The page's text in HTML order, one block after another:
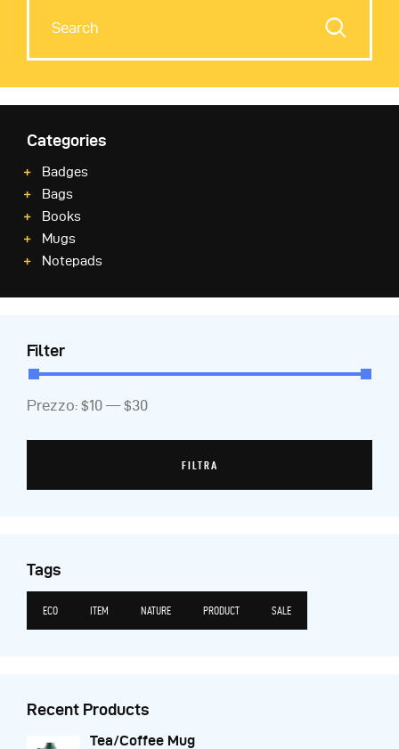
Categories
Badges
Bags
Books
Mugs
Notepads
Filter
FILTRA
Prezzo: $10 —$30
Tags
ECO ITEM NATURE PRODUCT SALE
Recent Products
Tea/Coffee Mug